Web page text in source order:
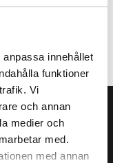
innehållet
funktioner
Vi
och annan
medier och
med.
med annan